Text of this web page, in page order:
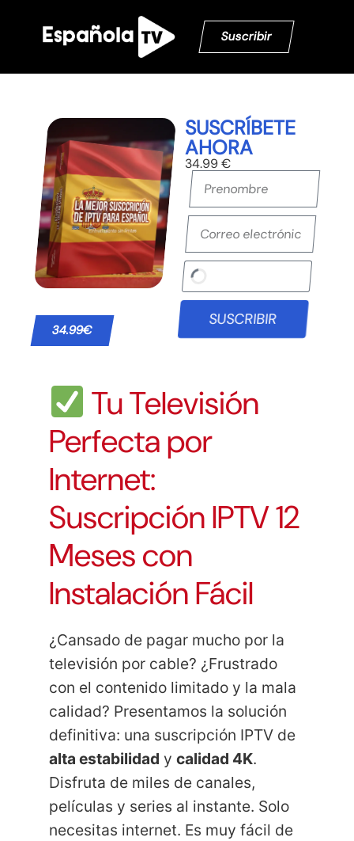
Suscribir
34.99€
SUSCRÍBETE
AHORA
34.99 €
SUSCRIBIR
Tu Televisión
Perfecta por
Internet:
Suscripción IPTV 12
Meses con
Instalación Fácil
¿Cansado de pagar mucho por la
televisión por cable? ¿Frustrado
con el contenido limitado y la mala
calidad? Presentamos la solución
definitiva: una suscripción IPTV de
alta estabilidad ycalidad 4K.
Disfruta de miles de canales,
películas y series al instante. Solo
necesitas internet. Es muy fácil de